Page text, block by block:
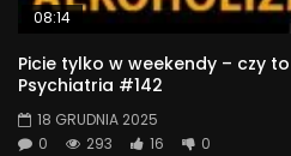
08:14
Picie tylko w weekendy – czy to
Psychiatria #142
18 GRUDNIA 2025
0
293 16 0